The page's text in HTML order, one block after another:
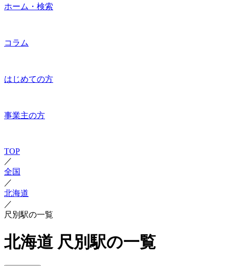
ホーム・検索
コラム
はじめての方
事業主の方
TOP
／
全国
／
北海道
／
尺別駅の一覧
北海道 尺別駅の一覧